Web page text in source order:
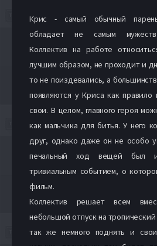
Крис - самый обычный
обладает не самым
Коллектив на работе
лучшим образом, не проходит и
то не поиздевались, а
появляются у Криса как
свои. В целом, главного героя
как мальчика для битья. У него
друг, однако даже он не особо
печальный ход вещей был
тривиальным событием, о
фильм.
Коллектив решает всем
небольшой отпуск на тропический
так же немного поднять и